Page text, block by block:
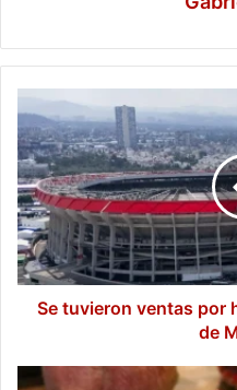
tuvieron
ventas
por
hasta
50
mmdp
en
25
díasSe tuvieron ventas por
de
Mole